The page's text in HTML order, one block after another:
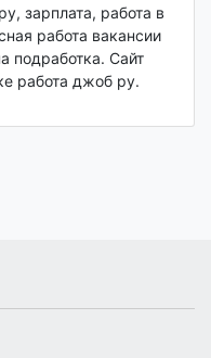
зарплата, работа в
работа вакансии
подработка. Сайт
работа джоб ру.